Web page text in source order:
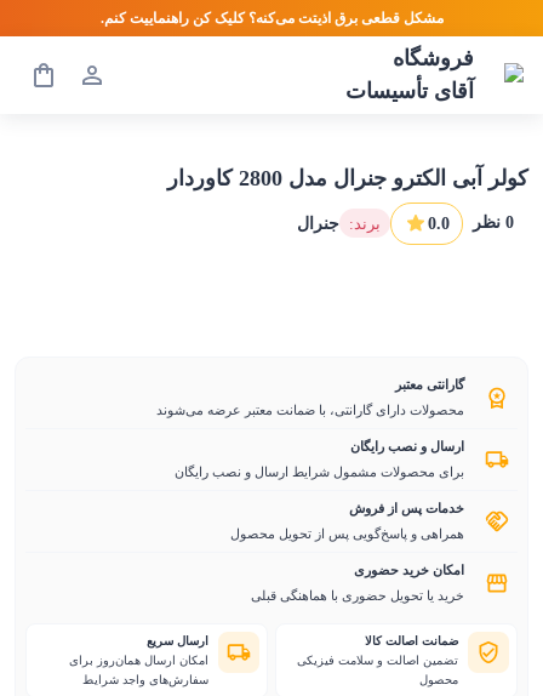
مشکل قطعی برق اذیتت می‌کنه؟ کلیک کن راهنماییت کنم.
فروشگاه
آقای تأسیسات
کولر آبی الکترو جنرال مدل 2800 کاوردار
جنرال :برند 0.0 0 نظر
گارانتی معتبر
محصولات دارای گارانتی، با ضمانت معتبر عرضه می‌شوند
ارسال و نصب رایگان
برای محصولات مشمول شرایط ارسال و نصب رایگان
خدمات پس از فروش
همراهی و پاسخ‌گویی پس از تحویل محصول
امکان خرید حضوری
خرید یا تحویل حضوری با هماهنگی قبلی
ضمانت اصالت کالا
تضمین اصالت و سلامت فیزیکی
محصول
ارسال سریع
امکان ارسال همان‌روز برای
سفارش‌های واجد شرایط